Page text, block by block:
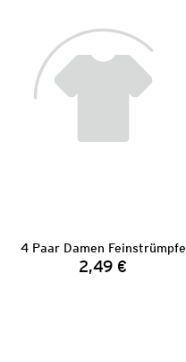
4 Paar Damen Feinstrümpfe
Preis:
2,49 €